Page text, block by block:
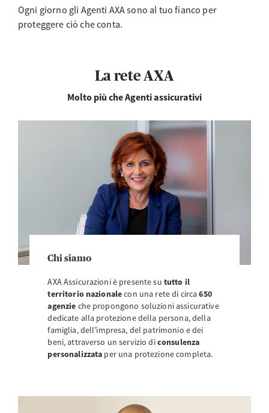
Ogni giorno gli Agenti AXA sono al tuo fianco per
proteggere ciò che conta.
La rete AXA
Molto più che Agenti assicurativi
Chi siamo
AXA Assicurazioni è presente su tutto il
territorio nazionalecon una rete di circa650
agenzie che propongono soluzioni assicurative
dedicate alla protezione della persona, della
famiglia, dell’impresa, del patrimonio e dei
beni, attraverso un servizio diconsulenza
personalizzata per una protezione completa.